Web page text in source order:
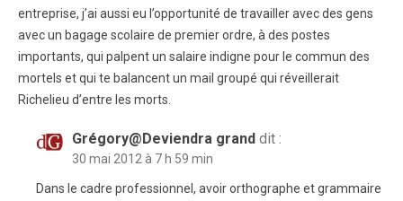
entreprise, j’ai aussi eu l’opportunité de travailler avec des gens
avec un bagage scolaire de premier ordre, à des postes
importants, qui palpent un salaire indigne pour le commun des
mortels et qui te balancent un mail groupé qui réveillerait
Richelieu d’entre les morts.
Grégory@Deviendra grand dit :
30 mai 2012 à 7 h 59 min
Dans le cadre professionnel, avoir orthographe et grammaire